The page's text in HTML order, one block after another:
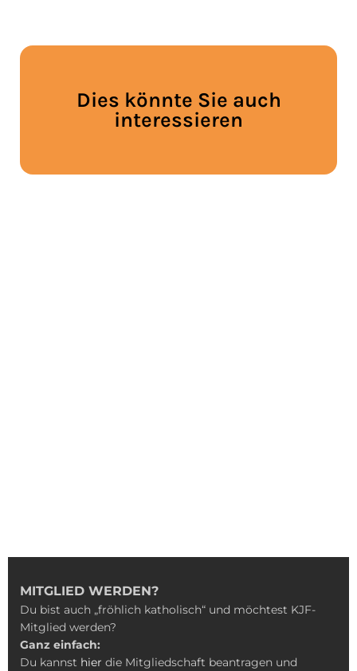
Dies könnte Sie auch
interessieren
MITGLIED WERDEN?
Du bist auch „fröhlich katholisch“ und möchtest KJF-
Mitglied werden?
Ganz einfach:
Du kannst hier die Mitgliedschaft beantragen und